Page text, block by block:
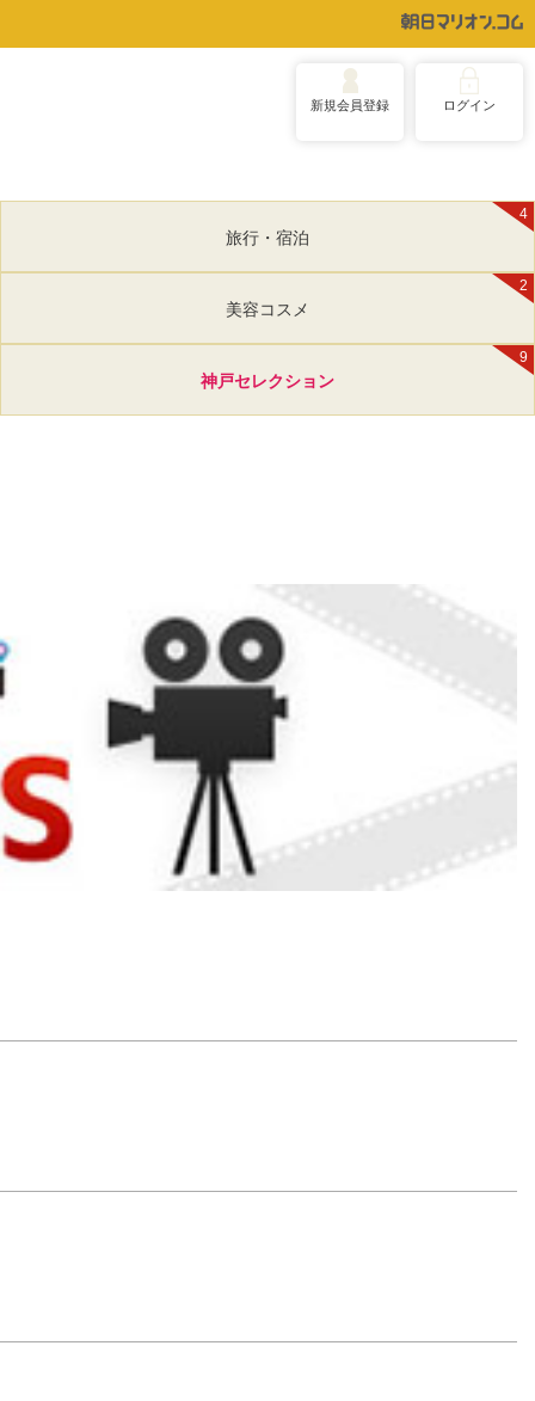
新規会員登録 ログイン
4
旅行・宿泊
2
美容コスメ
9
神戸セレクション